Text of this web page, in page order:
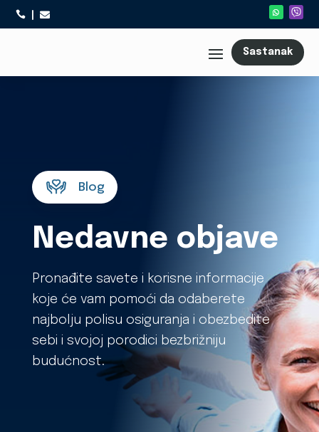
 
Sastanak
Blog
Nedavne objave
Pronađite savete i korisne informacije
koje će vam pomoći da odaberete
najbolju polisu osiguranja i obezbedite
sebi i svojoj porodici bezbrižniju
budućnost.